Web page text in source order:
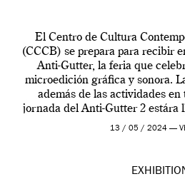
El Centro de Cultura
(CCCB) se prepara para recibir
Anti-Gutter, la feria que
microedición gráfica y sonora.
además de las actividades
jornada del Anti-Gutter 2 estára
[…]
13 / 05 / 2024 —